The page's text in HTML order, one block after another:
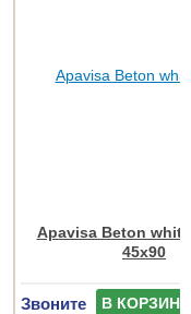
Apavisa Beton
45x90
Звоните В КОРЗИНУ